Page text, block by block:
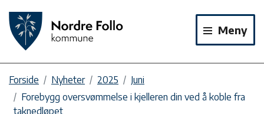
Meny
Forside Nyheter 2025
Juni
Forebygg oversvømmelse i kjelleren din ved å koble fra
taknedløpet